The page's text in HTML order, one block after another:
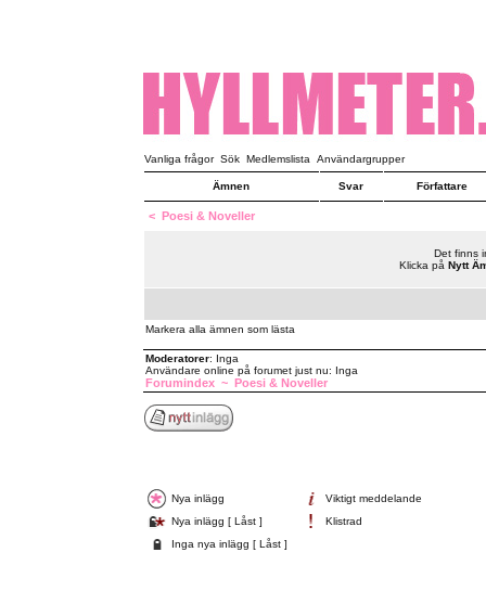
Vanliga frågor Sök Medlemslista Användargrupper
Ämnen Svar Författare
< Poesi & Noveller
Det finns
Klicka på Nytt
Markera alla ämnen som lästa
Moderatorer: Inga
Användare online på forumet just nu: Inga
Forumindex~ Poesi & Noveller
Nya inlägg
Viktigt meddelande
Nya inlägg [ Låst ]
Klistrad
Inga nya inlägg [ Låst ]